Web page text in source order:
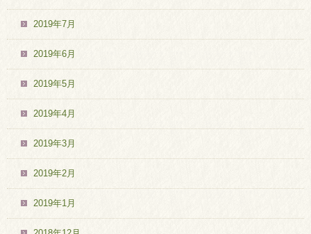
2019年7月
2019年6月
2019年5月
2019年4月
2019年3月
2019年2月
2019年1月